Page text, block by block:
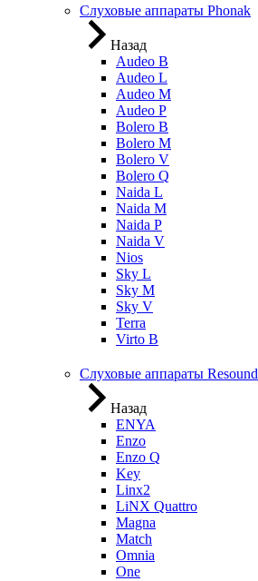
Слуховые аппараты Phonak
Назад
Audeo B
Audeo L
Audeo М
Audeo P
Bolero B
Bolero M
Bolero V
Bolero Q
Naida L
Naida M
Naida P
Naida V
Nios
Sky L
Sky M
Sky V
Terra
Virto B
Слуховые аппараты Resound
Назад
ENYA
Enzo
Enzo Q
Key
Linx2
LiNX Quattro
Magna
Match
Omnia
One